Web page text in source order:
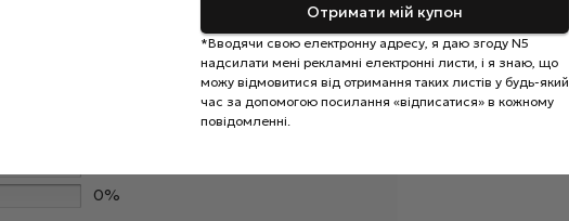
Отримати мій купон
*Вводячи свою електронну адресу, я даю згоду N5
надсилати мені рекламні електронні листи, і я знаю, що
можу відмовитися від отримання таких листів у будь-який
час за допомогою посилання «відписатися» в кожному
повідомленні.
0%
Додайте відгук